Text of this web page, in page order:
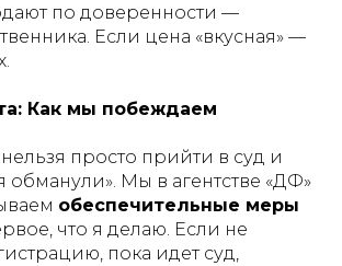
по доверенности —
Если цена «вкусная» —
Как мы побеждаем
нельзя просто прийти в суд и
обманули». Мы в агентстве «ДФ»
обеспечительные меры
что я делаю. Если не
пока идет суд,